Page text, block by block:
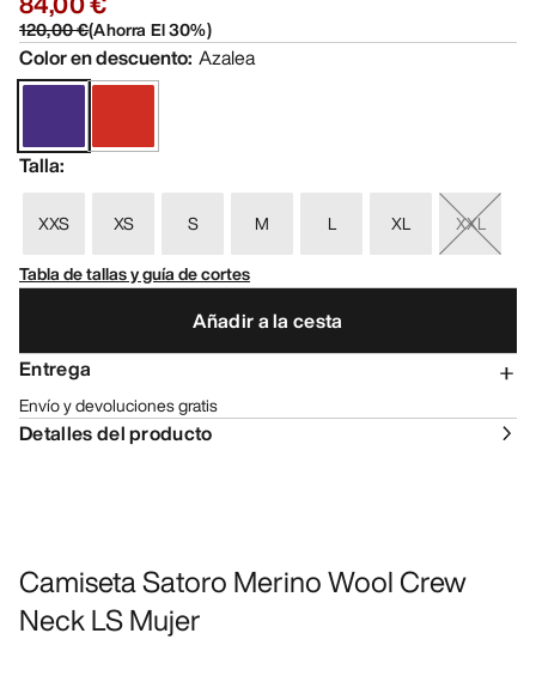
120,00 €(Ahorra El30%)
Color en descuento: Azalea
Talla:
XXS XS S M L XL
XXL
Tabla de tallas y guía de cortes
Añadir a la cesta
Entrega
Envío y devoluciones gratis
Detalles del producto
Camiseta Satoro Merino Wool Crew
Neck LS Mujer